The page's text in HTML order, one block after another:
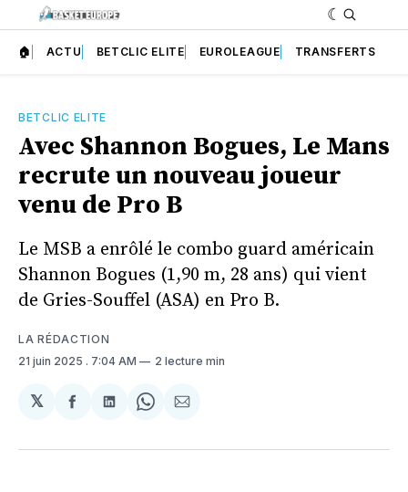
🏠 ACTU BETCLIC ELITE EUROLEAGUE TRANSFERTS
BETCLIC ELITE
Avec Shannon Bogues, Le Mans
recrute un nouveau joueur
venu de Pro B
Le MSB a enrôlé le combo guard américain
Shannon Bogues (1,90 m, 28 ans) qui vient
de Gries-Souffel (ASA) en Pro B.
LA RÉDACTION
21 juin 2025 . 7:04 AM 2 lecture min
𝕏
Partager
Facebook
Partager
LinkedIn
Share
WhatsApp
Partager
Courriel